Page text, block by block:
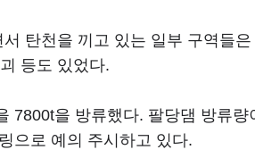
탄천을 끼고 있는 일부 구역들은
등도 있었다.
7800t을 방류했다. 팔당댐 방류량
으로 예의 주시하고 있다.